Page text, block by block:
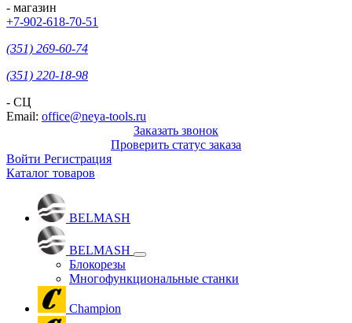
- магазин
+7-902-618-70-51
(351) 269-60-74
(351) 220-18-98
- СЦ
Email: office@neya-tools.ru
Заказать звонок
Проверить статус заказа
Войти Регистрация
Каталог товаров
BELMASH
BELMASH
Блокорезы
Многофункциональные станки
Champion